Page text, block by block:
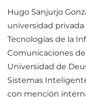
Hugo Sanjurjo
universidad
Tecnologías de la
Comunicaciones
Universidad de
Sistemas
con mención